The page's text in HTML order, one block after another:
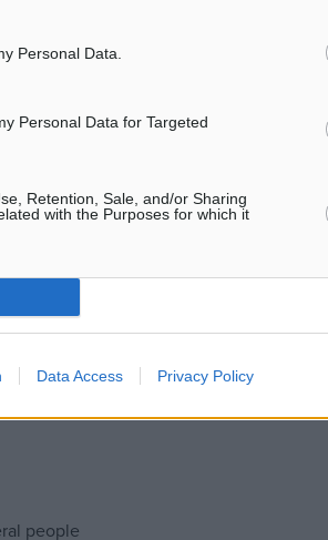
Personal Data.
Personal Data for Targeted
Retention, Sale, and/or Sharing
with the Purposes for which it
Data Access Privacy Policy
people